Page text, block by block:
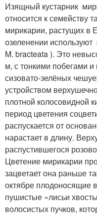
Изящный кустарник
относится к семейству
мирикарии, растущих в
озеленении
M. bracteata ). Это
м, с тонкими побегами
сизовато-зелёных
устройством
плотной колосовидной
период цветения
распускается от
нарастает в длину.
распустившегося
Цветение мирикарии
зацветает она раньше
октябре плодоносящие
пушистые «лисьи
волосистых пучков,